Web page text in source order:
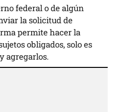
federal o de algún
la solicitud de
permite hacer la
obligados, solo es
agregarlos.